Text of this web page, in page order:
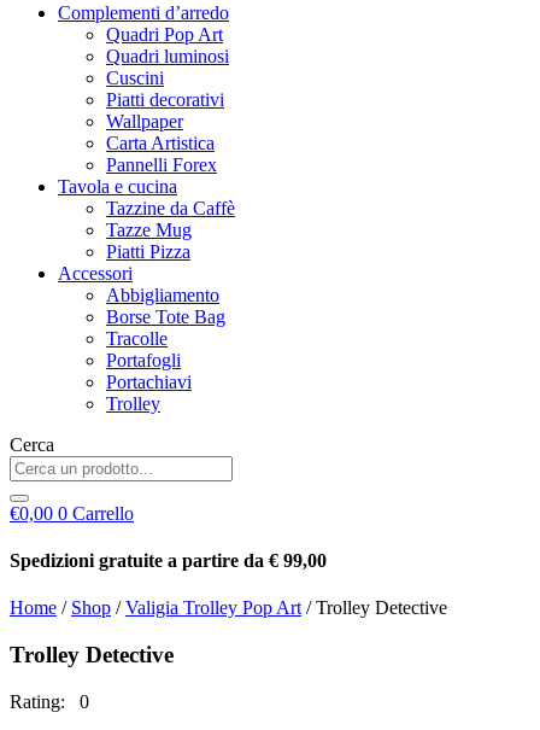
Complementi d’arredo
Quadri Pop Art
Quadri luminosi
Cuscini
Piatti decorativi
Wallpaper
Carta Artistica
Pannelli Forex
Tavola e cucina
Tazzine da Caffè
Tazze Mug
Piatti Pizza
Accessori
Abbigliamento
Borse Tote Bag
Tracolle
Portafogli
Portachiavi
Trolley
Cerca
€0,00 0 Carrello
Spedizioni gratuite a partire da € 99,00
Home / Shop /Valigia Trolley Pop Art / Trolley Detective
Trolley Detective
Rating: 0